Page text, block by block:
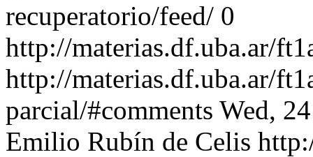
recuperatorio/feed/ 0
http://materias.df.uba.ar/
http://materias.df.uba.ar/
parcial/#comments Wed,
Emilio Rubín de Celis